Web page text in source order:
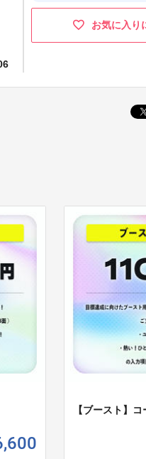
お気に入り
【ブースト】コ